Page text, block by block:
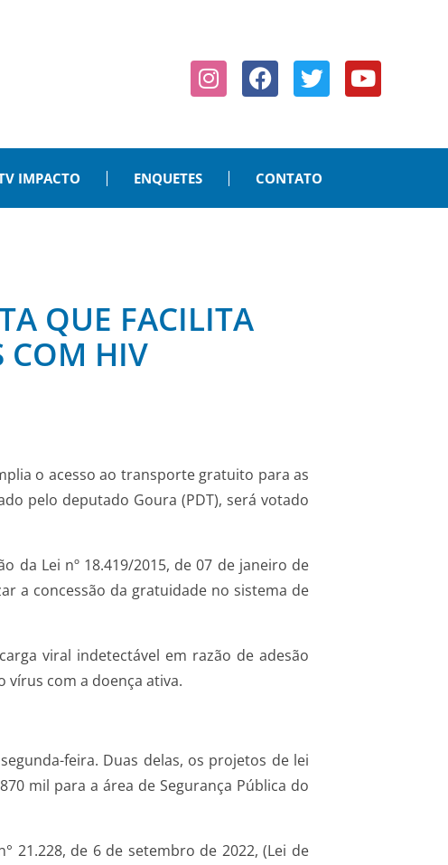
IMPACTO ENQUETES CONTATO
QUE FACILITA
COM HIV
o acesso ao transporte gratuito para as
pelo deputado Goura (PDT), será votado
da Lei nº 18.419/2015, de 07 de janeiro de
a concessão da gratuidade no sistema de
viral indetectável em razão de adesão
com a doença ativa.
feira. Duas delas, os projetos de lei
mil para a área de Segurança Pública do
21.228, de 6 de setembro de 2022, (Lei de